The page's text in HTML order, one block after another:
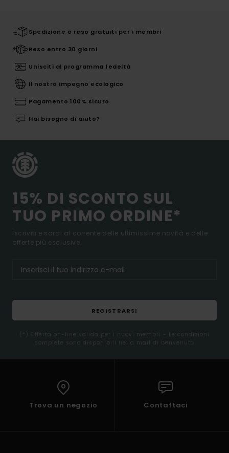
Spedizione e reso gratuiti per i membri
Reso entro 30 giorni
Unisciti al programma fedeltà
Il nostro impegno ecologico
Pagamento 100% sicuro
Hai bisogno di aiuto?
15% DI SCONTO SUL
TUO PRIMO ORDINE*
Iscriviti e sarai al corrente delle ultimissime novità e delle
offerte più esclusive.
REGISTRARSI
(*) Offerta on-line valida per i nuovi membri - Le condizioni
complete sono disponibili nella mail di benvenuto
Trova un negozio Contattaci